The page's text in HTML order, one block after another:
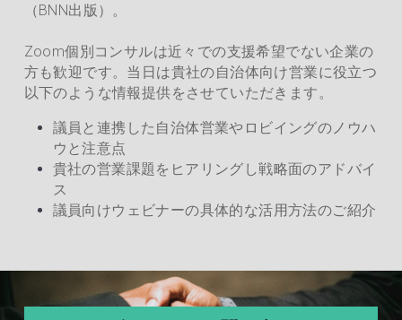
（BNN出版）。
Zoom個別コンサルは近々での支援希望でない企業の
方も歓迎です。当日は貴社の自治体向け営業に役立つ
以下のような情報提供をさせていただきます。
議員と連携した自治体営業やロビイングのノウハ
ウと注意点
貴社の営業課題をヒアリングし戦略面のアドバイ
ス
議員向けウェビナーの具体的な活用方法のご紹介